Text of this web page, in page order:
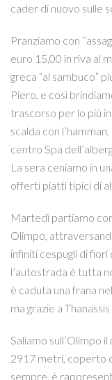
cader di nuovo sulle
Pranziamo con
euro 15,00 in riva al
greca “al sambuco”
Piero, e così
trascorso per lo più
scalda con
centro Spa
La sera ceniamo in
offerti piatti tipici di
Martedì partiamo
Olimpo,
infiniti cespugli di fiori
l’autostrada è tutta
è caduta una frana
ma grazie a
Saliamo sull’Olimpo
2917 metri, coperto
sempre, è